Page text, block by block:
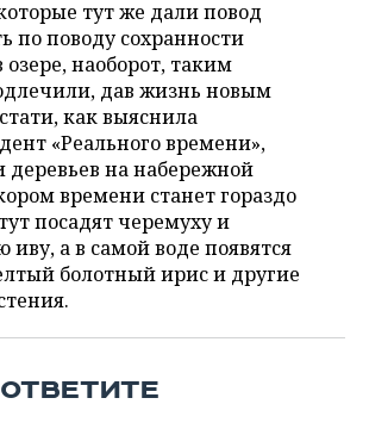
тут же дали повод
по поводу сохранности
озере, наоборот, таким
дав жизнь новым
как выяснила
«Реального времени»,
деревьев на набережной
времени станет гораздо
посадят черемуху и
иву, а в самой воде появятся
болотный ирис и другие